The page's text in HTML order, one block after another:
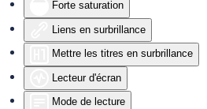
Forte saturation
Liens en surbrillance
Mettre les titres en surbrillance
Lecteur d'écran
Mode de lecture